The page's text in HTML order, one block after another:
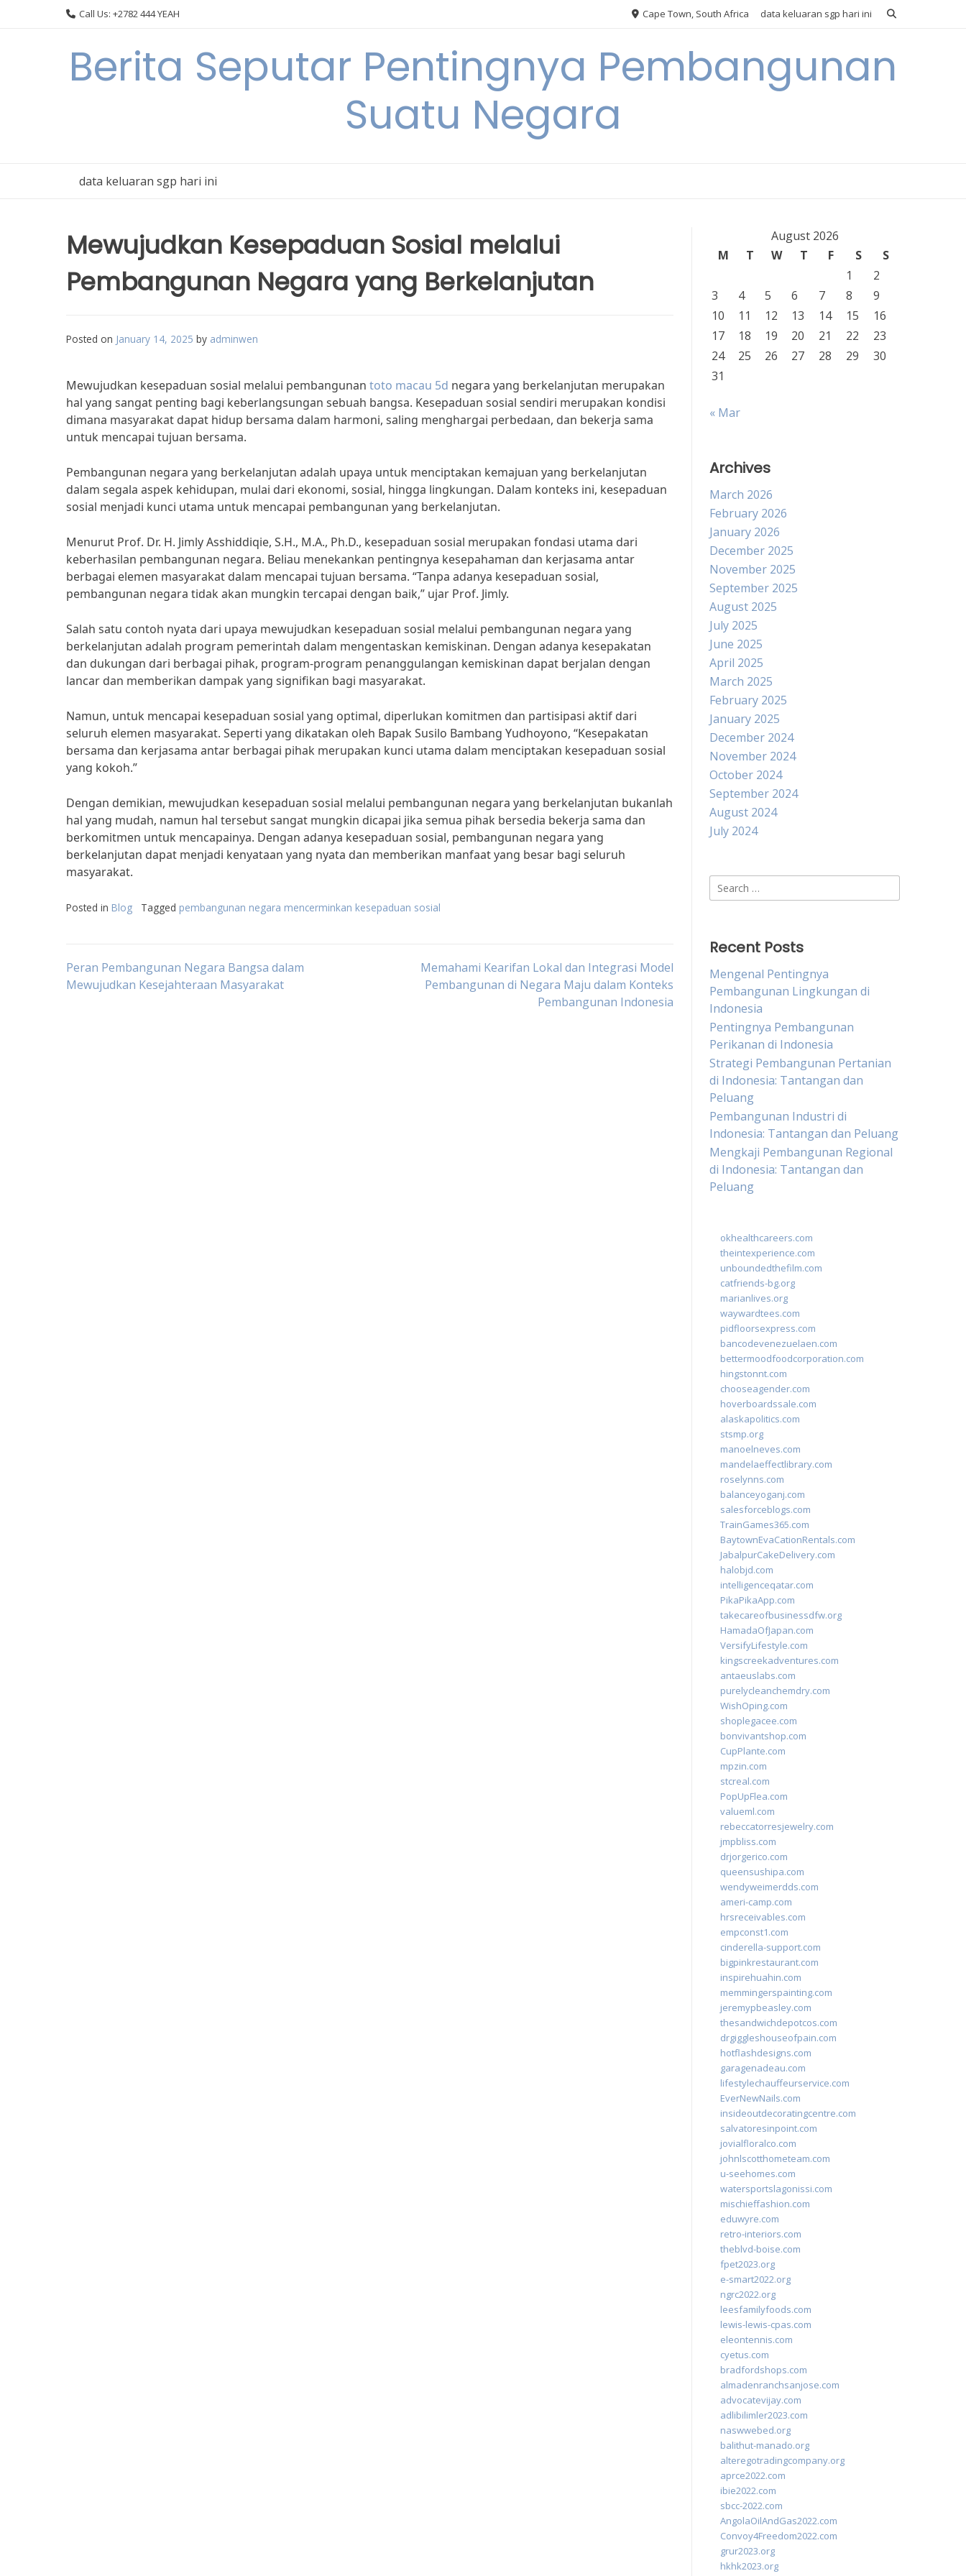
Call Us: +2782 444 YEAH Cape Town, South Africa data keluaran sgp hari ini
Berita Seputar Pentingnya Pembangunan
Suatu Negara
data keluaran sgp hari ini
Mewujudkan Kesepaduan Sosial melalui
Pembangunan Negara yang Berkelanjutan
Posted on January 14, 2025 by adminwen
Mewujudkan kesepaduan sosial melalui pembangunan toto macau 5d negara yang berkelanjutan merupakan
hal yang sangat penting bagi keberlangsungan sebuah bangsa. Kesepaduan sosial sendiri merupakan kondisi
dimana masyarakat dapat hidup bersama dalam harmoni, saling menghargai perbedaan, dan bekerja sama
untuk mencapai tujuan bersama.
Pembangunan negara yang berkelanjutan adalah upaya untuk menciptakan kemajuan yang berkelanjutan
dalam segala aspek kehidupan, mulai dari ekonomi, sosial, hingga lingkungan. Dalam konteks ini, kesepaduan
sosial menjadi kunci utama untuk mencapai pembangunan yang berkelanjutan.
Menurut Prof. Dr. H. Jimly Asshiddiqie, S.H., M.A., Ph.D., kesepaduan sosial merupakan fondasi utama dari
keberhasilan pembangunan negara. Beliau menekankan pentingnya kesepahaman dan kerjasama antar
berbagai elemen masyarakat dalam mencapai tujuan bersama. “Tanpa adanya kesepaduan sosial,
pembangunan negara tidak akan mungkin tercapai dengan baik,” ujar Prof. Jimly.
Salah satu contoh nyata dari upaya mewujudkan kesepaduan sosial melalui pembangunan negara yang
berkelanjutan adalah program pemerintah dalam mengentaskan kemiskinan. Dengan adanya kesepakatan
dan dukungan dari berbagai pihak, program-program penanggulangan kemiskinan dapat berjalan dengan
lancar dan memberikan dampak yang signifikan bagi masyarakat.
Namun, untuk mencapai kesepaduan sosial yang optimal, diperlukan komitmen dan partisipasi aktif dari
seluruh elemen masyarakat. Seperti yang dikatakan oleh Bapak Susilo Bambang Yudhoyono, “Kesepakatan
bersama dan kerjasama antar berbagai pihak merupakan kunci utama dalam menciptakan kesepaduan sosial
yang kokoh.”
Dengan demikian, mewujudkan kesepaduan sosial melalui pembangunan negara yang berkelanjutan bukanlah
hal yang mudah, namun hal tersebut sangat mungkin dicapai jika semua pihak bersedia bekerja sama dan
berkomitmen untuk mencapainya. Dengan adanya kesepaduan sosial, pembangunan negara yang
berkelanjutan dapat menjadi kenyataan yang nyata dan memberikan manfaat yang besar bagi seluruh
masyarakat.
Posted in Blog Tagged pembangunan negara mencerminkan kesepaduan sosial
Post
Peran Pembangunan Negara Bangsa dalam
Mewujudkan Kesejahteraan Masyarakat
Memahami Kearifan Lokal dan Integrasi Model
Pembangunan di Negara Maju dalam Konteks
Pembangunan Indonesia
August 2026
M
T W T F S
S
1
2
3
4 5 6 7 8
9
10
11 12 13 14 15
16
17
18 19 20 21 22
23
24
25 26 27 28 29
30
31
« Mar
Archives
March 2026
February 2026
January 2026
December 2025
November 2025
September 2025
August 2025
July 2025
June 2025
April 2025
March 2025
February 2025
January 2025
December 2024
November 2024
October 2024
September 2024
August 2024
July 2024
Search
for:
Recent Posts
Mengenal Pentingnya
Pembangunan Lingkungan di
Indonesia
Pentingnya Pembangunan
Perikanan di Indonesia
Strategi Pembangunan Pertanian
di Indonesia: Tantangan dan
Peluang
Pembangunan Industri di
Indonesia: Tantangan dan Peluang
Mengkaji Pembangunan Regional
di Indonesia: Tantangan dan
Peluang
okhealthcareers.com
theintexperience.com
unboundedthefilm.com
catfriends-bg.org
marianlives.org
waywardtees.com
pidfloorsexpress.com
bancodevenezuelaen.com
bettermoodfoodcorporation.com
hingstonnt.com
chooseagender.com
hoverboardssale.com
alaskapolitics.com
stsmp.org
manoelneves.com
mandelaeffectlibrary.com
roselynns.com
balanceyoganj.com
salesforceblogs.com
TrainGames365.com
BaytownEvaCationRentals.com
JabalpurCakeDelivery.com
halobjd.com
intelligenceqatar.com
PikaPikaApp.com
takecareofbusinessdfw.org
HamadaOfJapan.com
VersifyLifestyle.com
kingscreekadventures.com
antaeuslabs.com
purelycleanchemdry.com
WishOping.com
shoplegacee.com
bonvivantshop.com
CupPlante.com
mpzin.com
stcreal.com
PopUpFlea.com
valueml.com
rebeccatorresjewelry.com
jmpbliss.com
drjorgerico.com
queensushipa.com
wendyweimerdds.com
ameri-camp.com
hrsreceivables.com
empconst1.com
cinderella-support.com
bigpinkrestaurant.com
inspirehuahin.com
memmingerspainting.com
jeremypbeasley.com
thesandwichdepotcos.com
drgiggleshouseofpain.com
hotflashdesigns.com
garagenadeau.com
lifestylechauffeurservice.com
EverNewNails.com
insideoutdecoratingcentre.com
salvatoresinpoint.com
jovialfloralco.com
johnlscotthometeam.com
u-seehomes.com
watersportslagonissi.com
mischieffashion.com
eduwyre.com
retro-interiors.com
theblvd-boise.com
fpet2023.org
e-smart2022.org
ngrc2022.org
leesfamilyfoods.com
lewis-lewis-cpas.com
eleontennis.com
cyetus.com
bradfordshops.com
almadenranchsanjose.com
advocatevijay.com
adlibilimler2023.com
naswwebed.org
balithut-manado.org
alteregotradingcompany.org
aprce2022.com
ibie2022.com
sbcc-2022.com
AngolaOilAndGas2022.com
Convoy4Freedom2022.com
grur2023.org
hkhk2023.org